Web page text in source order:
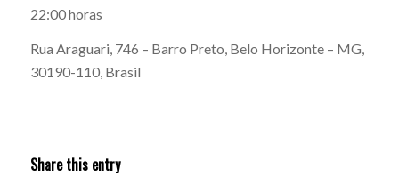
22:00 horas
Rua Araguari, 746 – Barro Preto, Belo Horizonte – MG,
30190-110, Brasil
Share this entry